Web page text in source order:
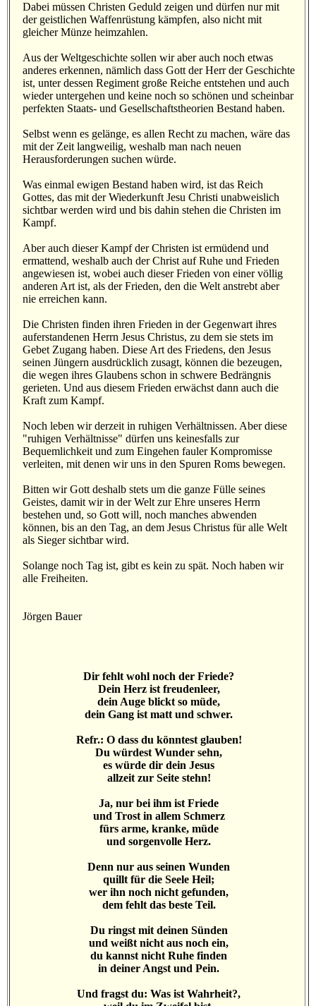
Dabei müssen Christen Geduld zeigen und dürfen nur mit
der geistlichen Waffenrüstung kämpfen, also nicht mit
gleicher Münze heimzahlen.
Aus der Weltgeschichte sollen wir aber auch noch etwas
anderes erkennen, nämlich dass Gott der Herr der Geschichte
ist, unter dessen Regiment große Reiche entstehen und auch
wieder untergehen und keine noch so schönen und scheinbar
perfekten Staats- und Gesellschaftstheorien Bestand haben.
Selbst wenn es gelänge, es allen Recht zu machen, wäre das
mit der Zeit langweilig, weshalb man nach neuen
Herausforderungen suchen würde.
Was einmal ewigen Bestand haben wird, ist das Reich
Gottes, das mit der Wiederkunft Jesu Christi unabweislich
sichtbar werden wird und bis dahin stehen die Christen im
Kampf.
Aber auch dieser Kampf der Christen ist ermüdend und
ermattend, weshalb auch der Christ auf Ruhe und Frieden
angewiesen ist, wobei auch dieser Frieden von einer völlig
anderen Art ist, als der Frieden, den die Welt anstrebt aber
nie erreichen kann.
Die Christen finden ihren Frieden in der Gegenwart ihres
auferstandenen Herrn Jesus Christus, zu dem sie stets im
Gebet Zugang haben. Diese Art des Friedens, den Jesus
seinen Jüngern ausdrücklich zusagt, können die bezeugen,
die wegen ihres Glaubens schon in schwere Bedrängnis
gerieten. Und aus diesem Frieden erwächst dann auch die
Kraft zum Kampf.
Noch leben wir derzeit in ruhigen Verhältnissen. Aber diese
"ruhigen Verhältnisse" dürfen uns keinesfalls zur
Bequemlichkeit und zum Eingehen fauler Kompromisse
verleiten, mit denen wir uns in den Spuren Roms bewegen.
Bitten wir Gott deshalb stets um die ganze Fülle seines
Geistes, damit wir in der Welt zur Ehre unseres Herrn
bestehen und, so Gott will, noch manches abwenden
können, bis an den Tag, an dem Jesus Christus für alle Welt
als Sieger sichtbar wird.
Solange noch Tag ist, gibt es kein zu spät. Noch haben wir
alle Freiheiten.
Jörgen Bauer
Dir fehlt wohl noch der Friede?
Dein Herz ist freudenleer,
dein Auge blickt so müde,
dein Gang ist matt und schwer.
Refr.: O dass du könntest glauben!
Du würdest Wunder sehn,
es würde dir dein Jesus
allzeit zur Seite stehn!
Ja, nur bei ihm ist Friede
und Trost in allem Schmerz
fürs arme, kranke, müde
und sorgenvolle Herz.
Denn nur aus seinen Wunden
quillt für die Seele Heil;
wer ihn noch nicht gefunden,
dem fehlt das beste Teil.
Du ringst mit deinen Sünden
und weißt nicht aus noch ein,
du kannst nicht Ruhe finden
in deiner Angst und Pein.
Und fragst du: Was ist Wahrheit?,